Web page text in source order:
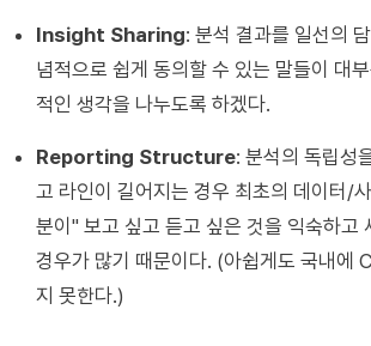
Insight Sharing: 분석 결과를 일선의
념적으로 쉽게 동의할 수 있는 말들이 대
적인 생각을 나누도록 하겠다.
Reporting Structure: 분석의 독립성
고 라인이 길어지는 경우 최초의 데이터/
분이" 보고 싶고 듣고 싶은 것을 익숙하고
경우가 많기 때문이다. (아쉽게도 국내
지 못한다.)